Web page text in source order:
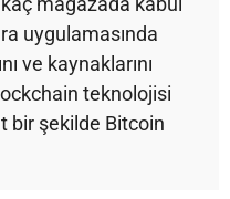
uygulamasında
ve kaynaklarını
teknolojisi
bir şekilde Bitcoin